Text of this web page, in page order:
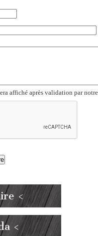
affiché après validation par
<
<